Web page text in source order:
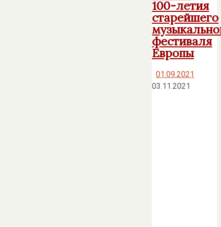
100-летия
старейшего
фестиваля
Европы
01.09.2021
03.11.2021